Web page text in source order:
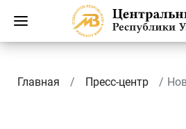
Главная Пресс-центр